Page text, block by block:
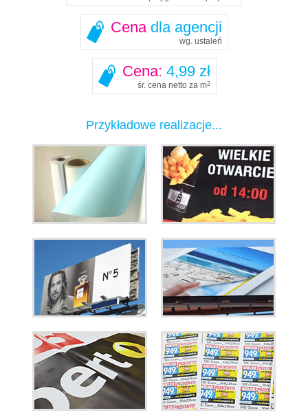
Cena dla agencji
wg. ustaleń
Cena: 4,99 zł
śr. cena netto za m2
Przykładowe realizacje...